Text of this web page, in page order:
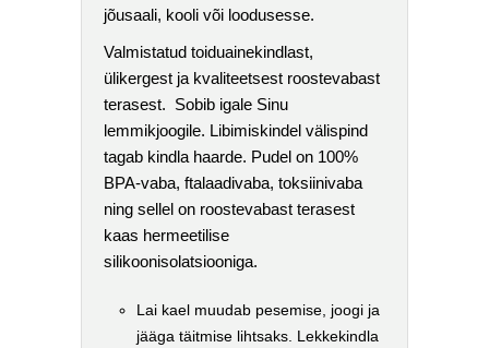
jõusaali, kooli või loodusesse.
Valmistatud toiduainekindlast,
ülikergest ja kvaliteetsest roostevabast
terasest. Sobib igale Sinu
lemmikjoogile. Libimiskindel välispind
tagab kindla haarde. Pudel on 100%
BPA-vaba, ftalaadivaba, toksiinivaba
ning sellel on roostevabast terasest
kaas hermeetilise
silikoonisolatsiooniga.
Lai kael muudab pesemise, joogi ja
jääga täitmise lihtsaks. Lekkekindla